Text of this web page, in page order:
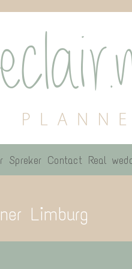
Spreker Contact Real
Limburg